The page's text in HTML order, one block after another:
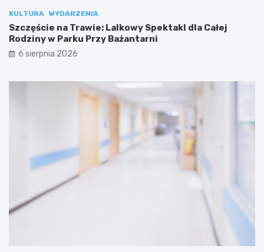
KULTURA WYDARZENIA
Szczęście na Trawie: Lalkowy Spektakl dla Całej
Rodziny w Parku Przy Bażantarni
6 sierpnia 2026